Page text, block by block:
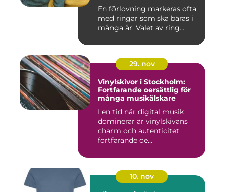
En förlovning markeras ofta
med ringar som ska bäras i
många år. Valet av ring...
29. nov
Vinylskivor i Stockholm:
Fortfarande oersättlig för
många musikälskare
I en tid när digital musik
dominerar är vinylskivans
charm och autenticitet
fortfarande oe...
10. nov